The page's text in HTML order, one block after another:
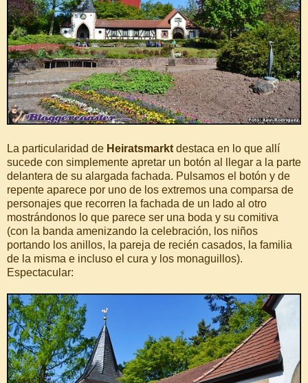
La particularidad de Heiratsmarkt destaca en lo que allí
sucede con simplemente apretar un botón al llegar a la parte
delantera de su alargada fachada. Pulsamos el botón y de
repente aparece por uno de los extremos una comparsa de
personajes que recorren la fachada de un lado al otro
mostrándonos lo que parece ser una boda y su comitiva
(con la banda amenizando la celebración, los niños
portando los anillos, la pareja de recién casados, la familia
de la misma e incluso el cura y los monaguillos).
Espectacular: